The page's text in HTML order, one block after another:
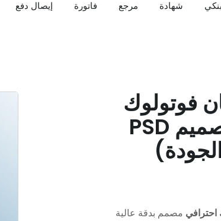
إيصال دفع فاتورة مرجع شهادة
فوتولوك
PSD قابل للتعديل (تصميم
احترافي مصمم بدقة عالية (PSD)،